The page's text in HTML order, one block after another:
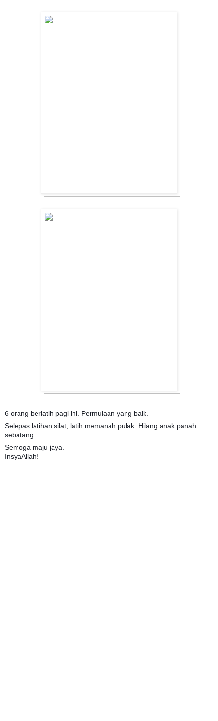
6 orang berlatih pagi ini. Permulaan yang baik.
Selepas latihan silat, latih memanah pulak. Hilang anak panah
sebatang.
Semoga maju jaya.
InsyaAllah!